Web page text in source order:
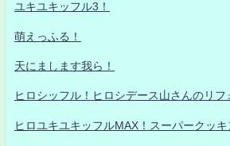
ユキユキッフル3！
萌えっふる！
天にまします我ら！
ヒロシッフル！ヒロシデース山さんのリフ
ヒロユキユキッフルMAX！スーパークッキ